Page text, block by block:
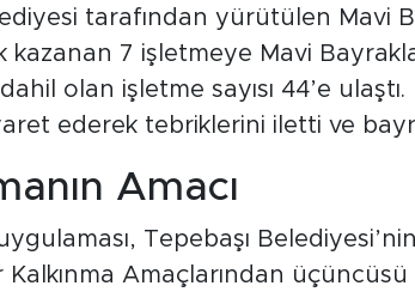
tarafından yürütülen Mavi
kazanan 7 işletmeye Mavi
olan işletme sayısı 44’e
ederek tebriklerini iletti ve
Amacı
Tepebaşı
Amaçlarından üçüncüsü